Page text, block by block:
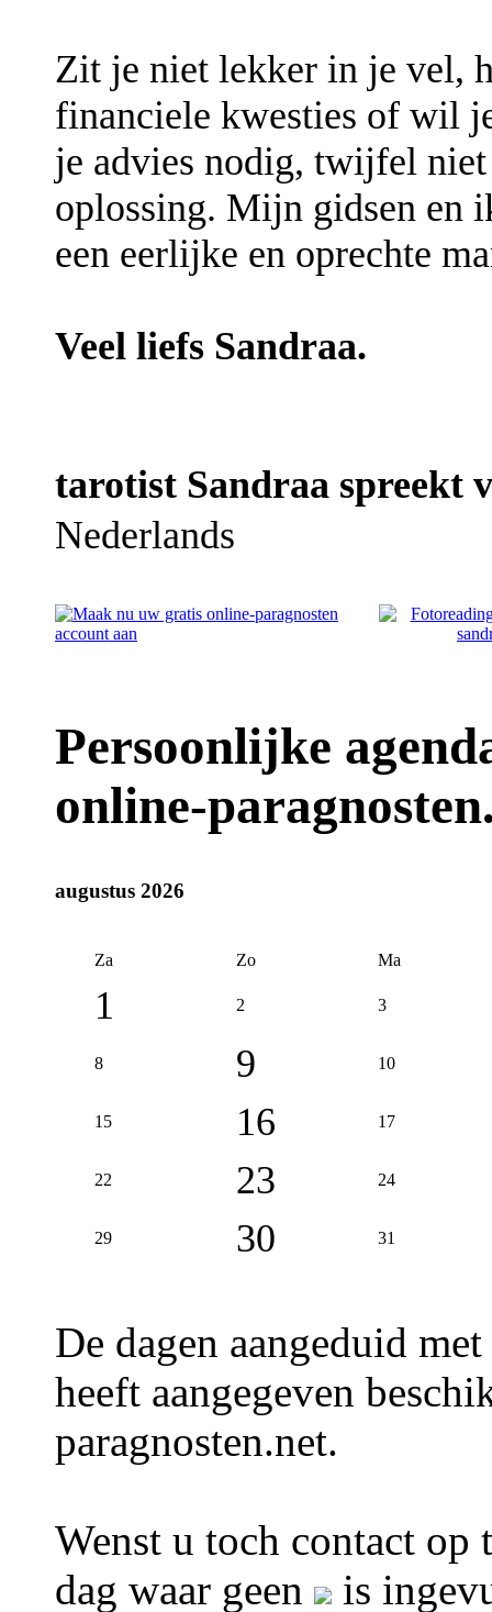
Zit je niet lekker in je vel,
financiele kwesties of wil
je advies nodig, twijfel
oplossing. Mijn gidsen en
een eerlijke en oprechte
Veel liefs Sandraa.
tarotist Sandraa spreekt
Nederlands
Persoonlijke
online-
augustus 2026
Za Zo Ma
1 2 3
8 9 10
15 16 17
22 23 24
29 30 31
De dagen aangeduid
heeft aangegeven
paragnosten.net.
Wenst u toch contact op
dag waar geen
is